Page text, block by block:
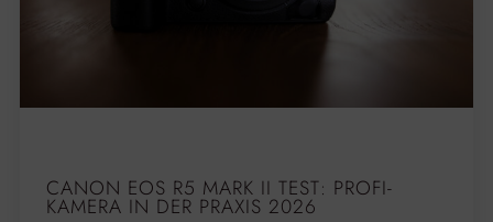
CANON EOS R5 MARK II TEST: PROFI-
KAMERA IN DER PRAXIS 2026